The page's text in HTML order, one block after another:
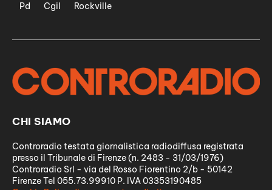
Pd
Cgil Rockville
CHI SIAMO
Controradio testata giornalistica radiodiffusa registrata
presso il Tribunale di Firenze (n. 2483 - 31/03/1976)
Controradio Srl - via del Rosso Fiorentino 2/b - 50142
Firenze Tel 055.73.99910 P. IVA 03353190485